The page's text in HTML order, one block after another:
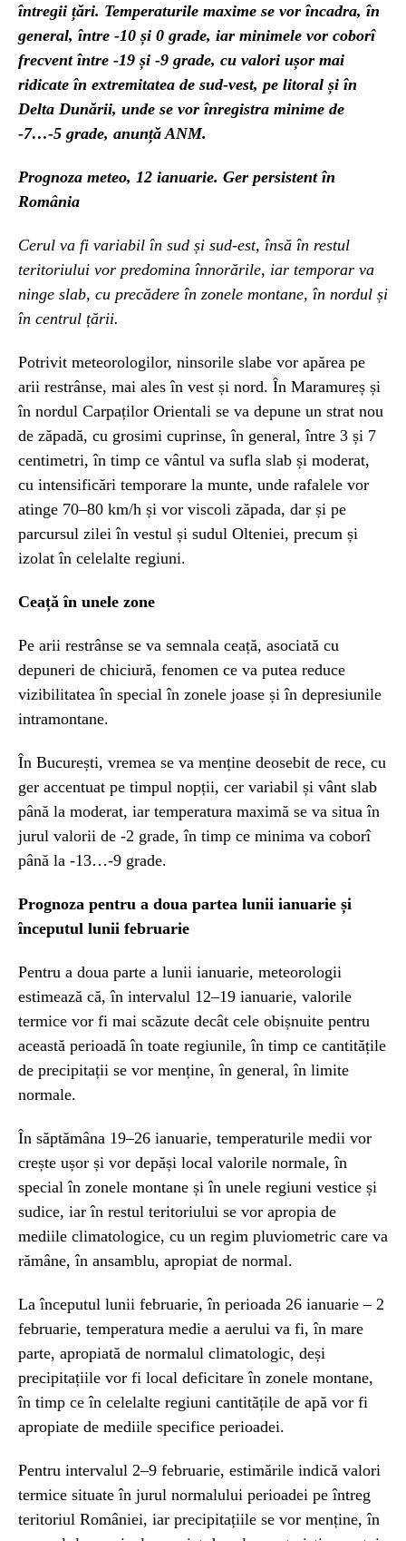
întregii țări. Temperaturile maxime se vor încadra, în
general, între -10 și 0 grade, iar minimele vor coborî
frecvent între -19 și -9 grade, cu valori ușor mai
ridicate în extremitatea de sud-vest, pe litoral și în
Delta Dunării, unde se vor înregistra minime de
-7…-5 grade, anunță ANM.
Prognoza meteo, 12 ianuarie. Ger persistent în
România
Cerul va fi variabil în sud și sud-est, însă în restul
teritoriului vor predomina înnorările, iar temporar va
ninge slab, cu precădere în zonele montane, în nordul și
în centrul țării.
Potrivit meteorologilor, ninsorile slabe vor apărea pe
arii restrânse, mai ales în vest și nord. În Maramureș și
în nordul Carpaților Orientali se va depune un strat nou
de zăpadă, cu grosimi cuprinse, în general, între 3 și 7
centimetri, în timp ce vântul va sufla slab și moderat,
cu intensificări temporare la munte, unde rafalele vor
atinge 70–80 km/h și vor viscoli zăpada, dar și pe
parcursul zilei în vestul și sudul Olteniei, precum și
izolat în celelalte regiuni.
Ceață în unele zone
Pe arii restrânse se va semnala ceață, asociată cu
depuneri de chiciură, fenomen ce va putea reduce
vizibilitatea în special în zonele joase și în depresiunile
intramontane.
În București, vremea se va menține deosebit de rece, cu
ger accentuat pe timpul nopții, cer variabil și vânt slab
până la moderat, iar temperatura maximă se va situa în
jurul valorii de -2 grade, în timp ce minima va coborî
până la -13…-9 grade.
Prognoza pentru a doua partea lunii ianuarie și
începutul lunii februarie
Pentru a doua parte a lunii ianuarie, meteorologii
estimează că, în intervalul 12–19 ianuarie, valorile
termice vor fi mai scăzute decât cele obișnuite pentru
această perioadă în toate regiunile, în timp ce cantitățile
de precipitații se vor menține, în general, în limite
normale.
În săptămâna 19–26 ianuarie, temperaturile medii vor
crește ușor și vor depăși local valorile normale, în
special în zonele montane și în unele regiuni vestice și
sudice, iar în restul teritoriului se vor apropia de
mediile climatologice, cu un regim pluviometric care va
rămâne, în ansamblu, apropiat de normal.
La începutul lunii februarie, în perioada 26 ianuarie – 2
februarie, temperatura medie a aerului va fi, în mare
parte, apropiată de normalul climatologic, deși
precipitațiile vor fi local deficitare în zonele montane,
în timp ce în celelalte regiuni cantitățile de apă vor fi
apropiate de mediile specifice perioadei.
Pentru intervalul 2–9 februarie, estimările indică valori
termice situate în jurul normalului perioadei pe întreg
teritoriul României, iar precipitațiile se vor menține, în